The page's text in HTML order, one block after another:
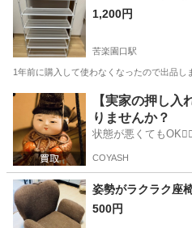
1,200円
苦楽園口駅
1年前に購入して使わなくなったので出品
兵庫 西宮市 苦楽園口駅 収納
【実家の押し入
りませんか？
状態が悪くても
COYASH
姿勢がラクラク座
500円